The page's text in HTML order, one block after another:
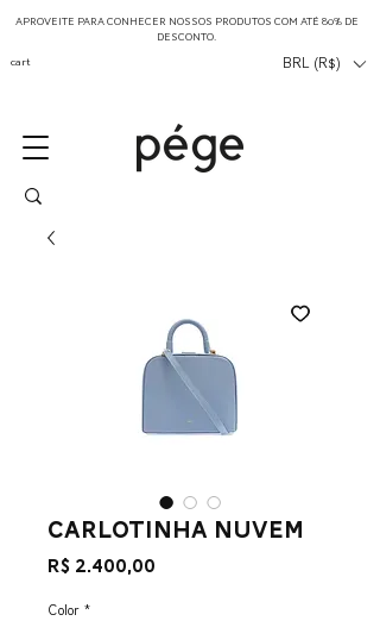
cart
APROVEITE PARA CONHECER NOSSOS PRODUTOS COM ATÉ 80% DE
DESCONTO.
BRL (R$)
Carlotinha Nuvem
R$ 2.400,00
Color *